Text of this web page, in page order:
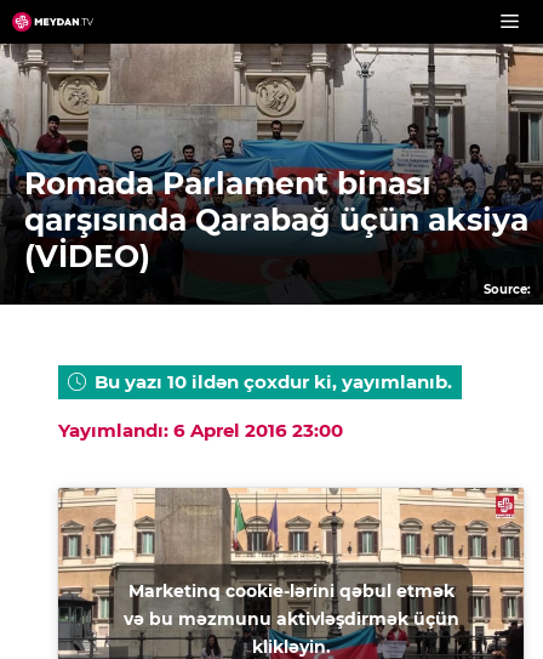
Skip
to
content
Romada Parlament binası
qarşısında Qarabağ üçün aksiya
(VİDEO)
Source:
Bu yazı 10 ildən çoxdur ki, yayımlanıb.
Yayımlandı: 6 Aprel 2016 23:00
Marketinq cookie-lərini qəbul etmək
və bu məzmunu aktivləşdirmək üçün
klikləyin.